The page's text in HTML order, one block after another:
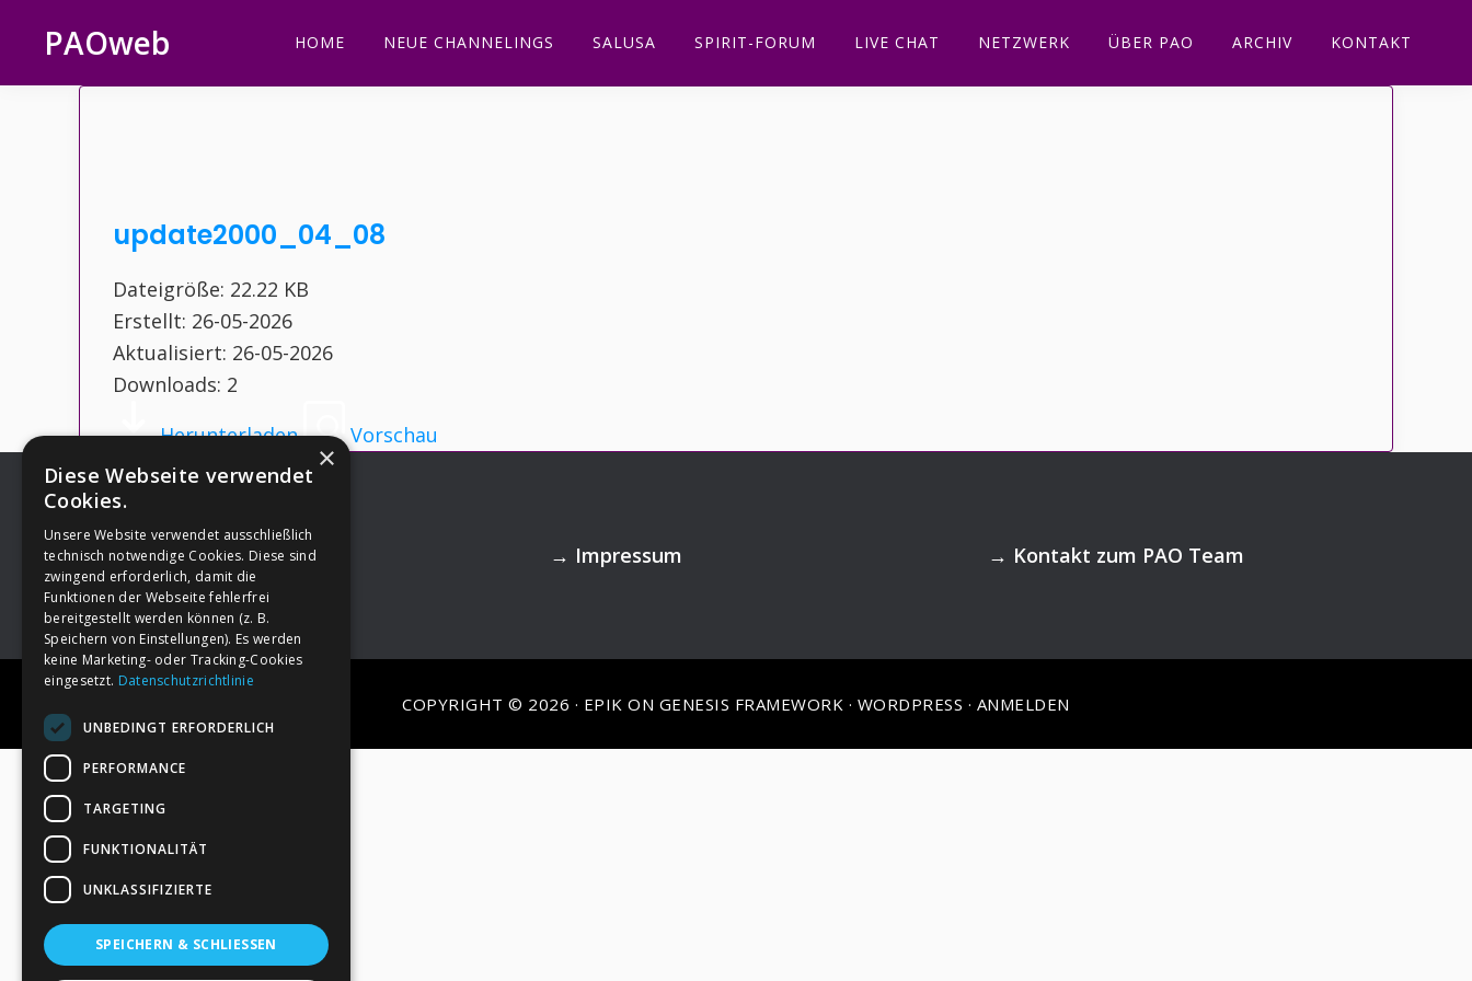
Hauptnavigation
springen
Inhalt
springen
Seitenspalte
springen
Fußzeile
springen
PAOweb HOME NEUE CHANNELINGS SALUSA SPIRIT-FORUM LIVE CHAT NETZWERK ÜBER PAO ARCHIV KONTAKT
update2000_04_08
Dateigröße: 22.22 KB
Erstellt: 26-05-2026
Aktualisiert: 26-05-2026
Downloads: 2
Herunterladen
Vorschau
Footer →Deine Spende → Impressum → Kontakt zum PAO Team
COPYRIGHT © 2026 · EPIK ON GENESIS FRAMEWORK · WORDPRESS · ANMELDEN
×
Diese Webseite verwendet
Cookies.
Unsere Website verwendet ausschließlich
technisch notwendige Cookies. Diese sind
zwingend erforderlich, damit die
Funktionen der Webseite fehlerfrei
bereitgestellt werden können (z. B.
Speichern von Einstellungen). Es werden
keine Marketing- oder Tracking-Cookies
eingesetzt. Datenschutzrichtlinie
UNBEDINGT ERFORDERLICH
PERFORMANCE
TARGETING
FUNKTIONALITÄT
UNKLASSIFIZIERTE
SPEICHERN & SCHLIESSEN